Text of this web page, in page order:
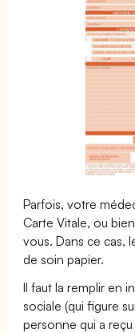
Parfois, votre
Carte Vitale, ou
vous. Dans ce cas,
de soin papier.
Il faut la remplir en
sociale (qui figure
personne qui a reçu